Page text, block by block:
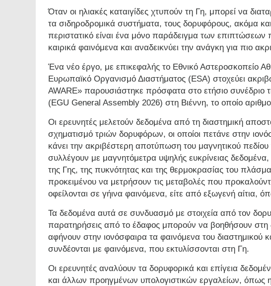
Όταν οι ηλιακές καταιγίδες χτυπούν τη Γη, μπορεί να
τα σιδηροδρομικά συστήματα, τους δορυφόρους, ακόμα
περιστατικό είναι ένα μόνο παράδειγμα των
καιρικά φαινόμενα και αναδεικνύει την ανάγκη για πιο
Ένα νέο έργο, με επικεφαλής το Εθνικό Αστεροσκοπείο
Ευρωπαϊκό Οργανισμό Διαστήματος (ESA) στοχεύει
AWARE» παρουσιάστηκε πρόσφατα στο ετήσιο
(EGU General Assembly 2026) στη Βιέννη, το οποίο
Οι ερευνητές μελετούν δεδομένα από τη διαστημική
σχηματισμό τριών δορυφόρων, οι οποίοι πετάνε στην
κάνει την ακριβέστερη αποτύπωση του μαγνητικού
συλλέγουν με μαγνητόμετρα υψηλής ευκρίνειας
της Γης, της πυκνότητας και της θερμοκρασίας του
προκειμένου να μετρήσουν τις μεταβολές που
οφείλονται σε γήινα φαινόμενα, είτε από εξωγενή αίτια,
Τα δεδομένα αυτά σε συνδυασμό με στοιχεία από τον
παρατηρήσεις από το έδαφος μπορούν να βοηθήσουν
αφήνουν στην ιονόσφαιρα τα φαινόμενα του διαστημικού
συνδέονται με φαινόμενα, που εκτυλίσσονται στη Γη.
Οι ερευνητές αναλύουν τα δορυφορικά και επίγεια
και άλλων προηγμένων υπολογιστικών εργαλείων, όπως